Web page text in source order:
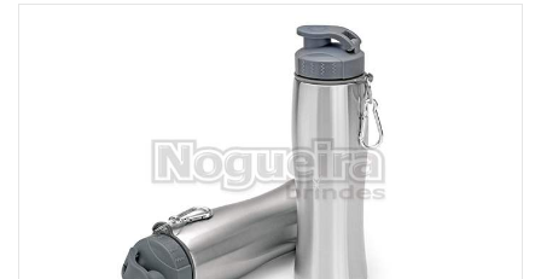
SOLICITAR ORÇAMENTO